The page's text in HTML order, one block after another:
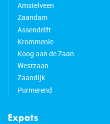
Amstelveen
Zaandam
Assendelft
Krommenie
Koog aan de Zaan
Westzaan
Zaandijk
Purmerend
Expats